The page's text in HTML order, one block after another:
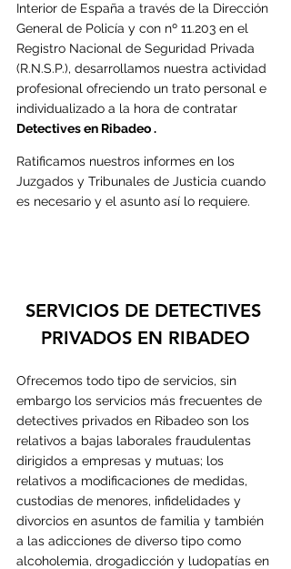
Interior de España a través de la Dirección
General de Policía y con nº 11.203 en el
Registro Nacional de Seguridad Privada
(R.N.S.P.), desarrollamos nuestra actividad
profesional ofreciendo un trato personal e
individualizado a la hora de contratar
Detectives en Ribadeo .
Ratificamos nuestros informes en los
Juzgados y Tribunales de Justicia cuando
es necesario y el asunto así lo requiere.
SERVICIOS DE DETECTIVES
PRIVADOS EN RIBADEO
Ofrecemos todo tipo de servicios, sin
embargo los servicios más frecuentes de
detectives privados en Ribadeo son los
relativos a bajas laborales fraudulentas
dirigidos a empresas y mutuas; los
relativos a modificaciones de medidas,
custodias de menores, infidelidades y
divorcios en asuntos de familia y también
a las adicciones de diverso tipo como
alcoholemia, drogadicción y ludopatías en